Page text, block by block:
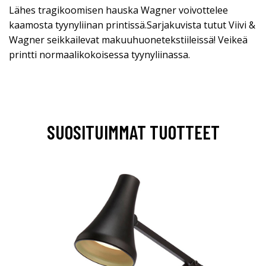
Lähes tragikoomisen hauska Wagner voivottelee
kaamosta tyynyliinan printissä.Sarjakuvista tutut Viivi &
Wagner seikkailevat makuuhuonetekstiileissä! Veikeä
printti normaalikokoisessa tyynyliinassa.
SUOSITUIMMAT TUOTTEET